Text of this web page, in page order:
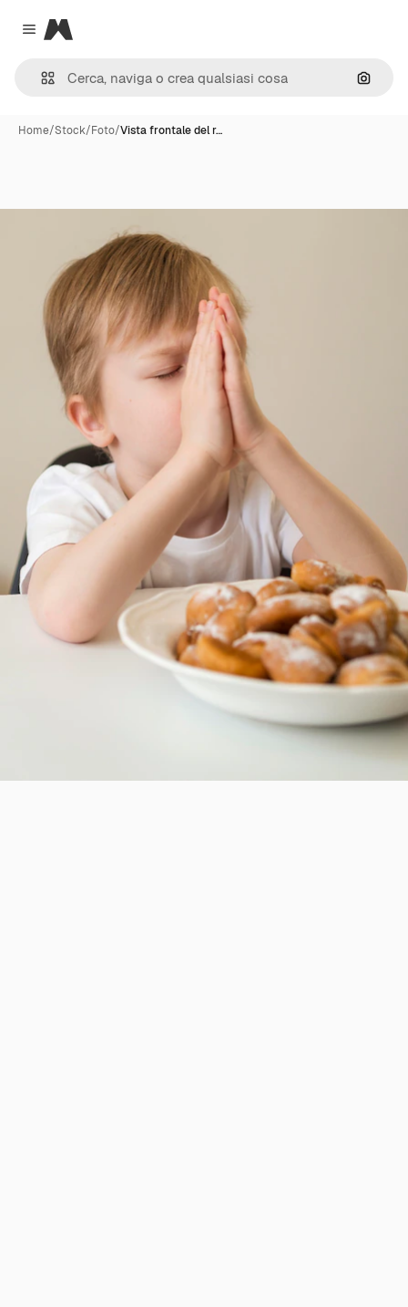
Close menu
Magnific
Cerca
Home/Stock/Foto/Vista frontale del r…